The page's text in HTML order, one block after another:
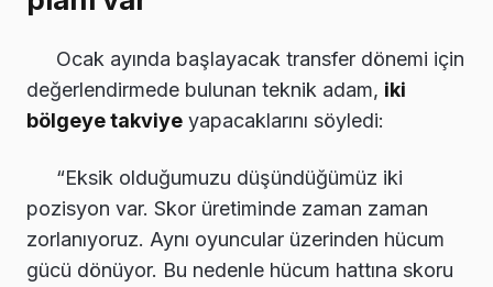
Ocak ayında başlayacak transfer dönemi için
değerlendirmede bulunan teknik adam, iki
bölgeye takviye yapacaklarını söyledi:
“Eksik olduğumuzu düşündüğümüz iki
pozisyon var. Skor üretiminde zaman zaman
zorlanıyoruz. Aynı oyuncular üzerinden hücum
gücü dönüyor. Bu nedenle hücum hattına skoru